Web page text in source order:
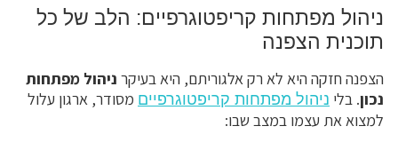
ניהול מפתחות קריפטוגרפיים: הלב של כל
תוכנית הצפנה
הצפנה חזקה היא לא רק אלגוריתם, היא בעיקר ניהול מפתחות
נכון. בלי ניהול מפתחות קריפטוגרפיים מסודר, ארגון עלול
למצוא את עצמו במצב שבו: